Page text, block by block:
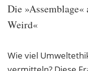
Die »Assemblage«
Weird«
Wie viel